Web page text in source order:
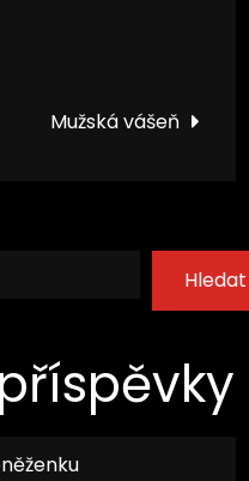
Mužská vášeň
Hledat